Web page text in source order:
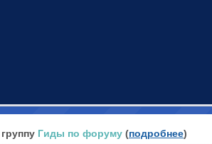
Гиды по форуму (подробнее)